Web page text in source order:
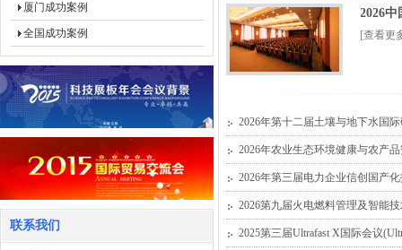
厦门成功案例
全国成功案例
联系我们
2026
[查看更
2026年第十二届土壤与地下水国
2026年农业生态环境健康与农产
2026年第三届电力企业信创国产
2026第九届火电燃料管理及智能
2025第三届Ultrafast X国际会议